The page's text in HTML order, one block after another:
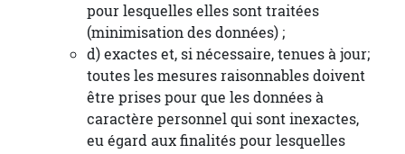
pour lesquelles elles sont traitées
(minimisation des données) ;
d) exactes et, si nécessaire, tenues à jour;
toutes les mesures raisonnables doivent
être prises pour que les données à
caractère personnel qui sont inexactes,
eu égard aux finalités pour lesquelles